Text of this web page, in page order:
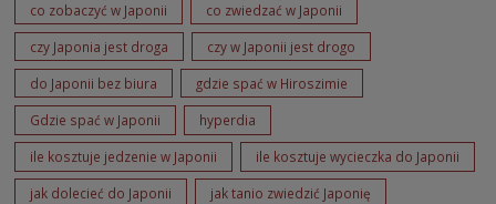
co zobaczyć w Japonii co zwiedzać w Japonii
czy Japonia jest droga czy w Japonii jest drogo
do Japonii bez biura gdzie spać w Hiroszimie
Gdzie spać w Japonii hyperdia
ile kosztuje jedzenie w Japonii ile kosztuje wycieczka do Japonii
jak dolecieć do Japonii jak tanio zwiedzić Japonię